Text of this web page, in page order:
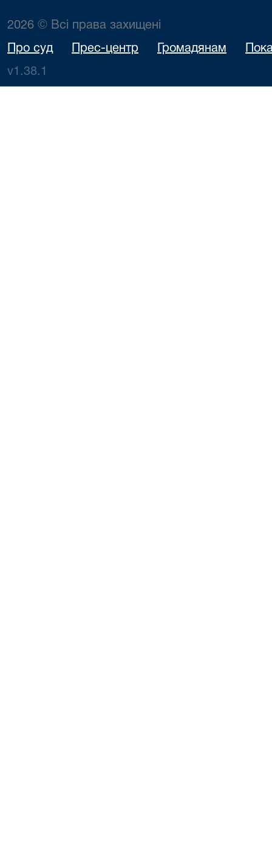
2026 © Всі права захищені
Про суд Прес-центр Громадянам
v1.38.1